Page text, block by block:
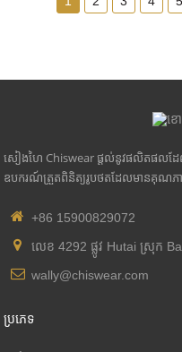
ទៅអ្នកផ្គត់ផ្គង់ថាមពលកម្មវិធីបញ្
លំហូរពន្លឺ: 110 Lm ការងារ
សៀងហៃ Chiswear ផ្តល់នូវផលិតផលដ
ឧបករណ៍ត្រួតពិនិត្យរូបថតដែលមានគុណភ
+86 15900829072
លេខ 4292 ផ្លូវ Hutai ស្រុក
wally@chiswear.com
ប្រភេទ